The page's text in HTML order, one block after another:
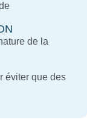
de la
éviter que des